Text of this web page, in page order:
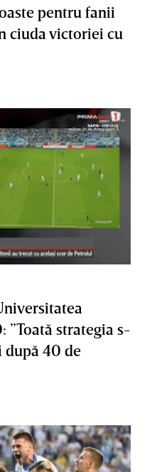
pentru fanii
ciuda victoriei cu
strategia s-
după 40 de